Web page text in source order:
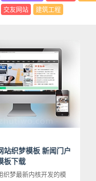
交友网站
建筑工程
站织梦模板 新闻门户
板下载
织梦最新内核开发的模